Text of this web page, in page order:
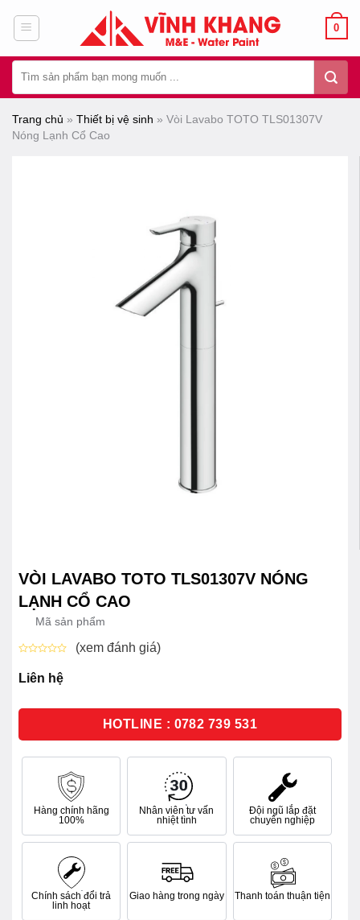
dung
0
kiếm:
Trang chủ » Thiết bị vệ sinh » Vòi Lavabo TOTO TLS01307V
Nóng Lạnh Cổ Cao
VÒI LAVABO TOTO TLS01307V NÓNG
LẠNH CỔ CAO
Mã sản phẩm
xếp
hạng
sao
(xem đánh giá)
Liên hệ
HOTLINE : 0782 739 531
Hàng chính hãng
100%
Nhân viên tư vấn
nhiệt tình
Đội ngũ lắp đặt
chuyên nghiệp
Chính sách đổi trả
linh hoạt
Giao hàng trong ngày Thanh toán thuận tiện